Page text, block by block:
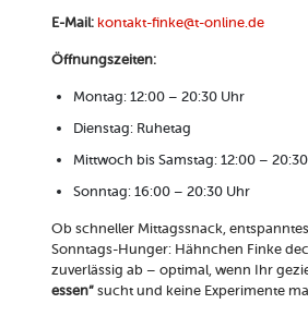
E-Mail: kontakt-finke@t-online.de
Öffnungszeiten:
Montag: 12:00 – 20:30 Uhr
Dienstag: Ruhetag
Mittwoch bis Samstag: 12:00 –
Sonntag: 16:00 – 20:30 Uhr
Ob schneller Mittagssnack,
Sonntags-Hunger: Hähnchen Finke
zuverlässig ab – optimal, wenn Ihr
essen“sucht und keine Experimente